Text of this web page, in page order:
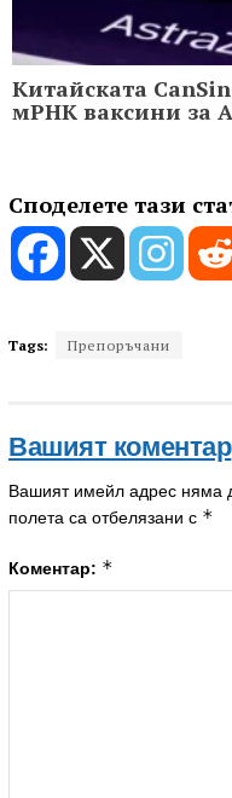
Китайската
мРНК ваксини за
Споделете тази
Tags: Препоръчани
Вашият коментар
Вашият имейл адрес няма
полета са отбелязани с *
Коментар: *